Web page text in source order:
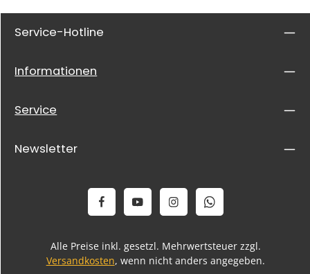
Service-Hotline
Informationen
Service
Newsletter
Alle Preise inkl. gesetzl. Mehrwertsteuer zzgl.
Versandkosten, wenn nicht anders angegeben.